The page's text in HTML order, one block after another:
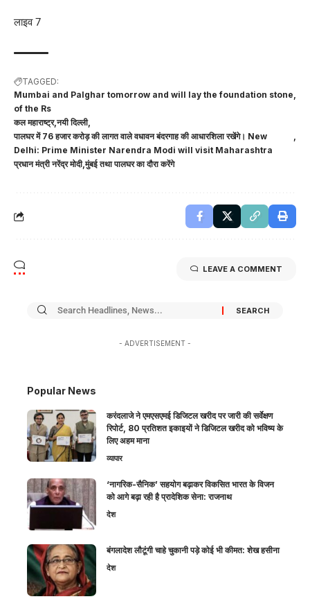
लाइव 7
TAGGED:
Mumbai and Palghar tomorrow and will lay the foundation stone
of the Rs
कल महाराष्ट्र नयी दिल्ली
पालघर में 76 हजार करोड़ की लागत वाले वधावन बंदरगाह की आधारशिला रखेंगे। New
Delhi: Prime Minister Narendra Modi will visit Maharashtra
प्रधान मंत्री नरेंद्र मोदी मुंबई तथा पालघर का दौरा करेंगे
LEAVE A COMMENT
- ADVERTISEMENT -
Popular News
करंदलाजे ने एमएसएमई डिजिटल खरीद पर जारी की सर्वेक्षण
रिपोर्ट, 80 प्रतिशत इकाइयों ने डिजिटल खरीद को भविष्य के
लिए अहम माना
व्यापार
‘नागरिक-सैनिक’ सहयोग बढ़ाकर विकसित भारत के विजन
को आगे बढ़ा रही है प्रादेशिक सेना: राजनाथ
देश
बंगलादेश लौटूंगी चाहे चुकानी पड़े कोई भी कीमत: शेख हसीना
देश